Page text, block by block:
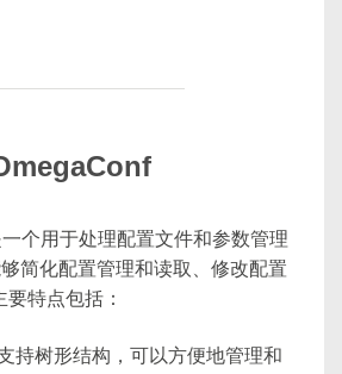
一个用于处理配置文件和参数管理
简化配置管理和读取、修改配置
特点包括：
支持树形结构，可以方便地管理和